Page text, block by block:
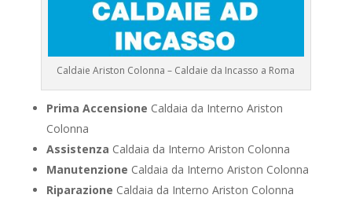
Caldaie Ariston Colonna – Caldaie da Incasso a Roma
Prima Accensione Caldaia da Interno Ariston
Colonna
Assistenza Caldaia da Interno Ariston Colonna
Manutenzione Caldaia da Interno Ariston Colonna
Riparazione Caldaia da Interno Ariston Colonna